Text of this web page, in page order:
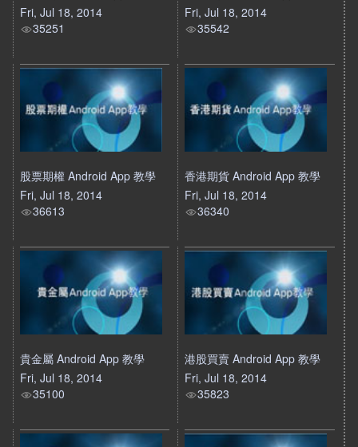
Fri, Jul 18, 2014
35251
Fri, Jul 18, 2014
35542
股票期權 Android App 教學
Fri, Jul 18, 2014
36613
香港期貨 Android App 教學
Fri, Jul 18, 2014
36340
貴金屬 Android App 教學
Fri, Jul 18, 2014
35100
港股買賣 Android App 教學
Fri, Jul 18, 2014
35823